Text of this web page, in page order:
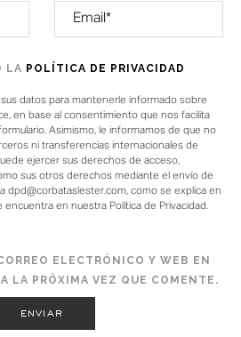
LA POLÍTICA DE PRIVACIDAD
sus datos para mantenerle informado sobre
en base al consentimiento que nos facilita
Asimismo, le informamos de que no
ni transferencias internacionales de
ejercer sus derechos de acceso,
sus otros derechos mediante el envío de
dpd@corbataslester.com, como se explica en
encuentra en nuestra Política de Privacidad.
ELECTRÓNICO Y WEB EN
LA PRÓXIMA VEZ QUE COMENTE.